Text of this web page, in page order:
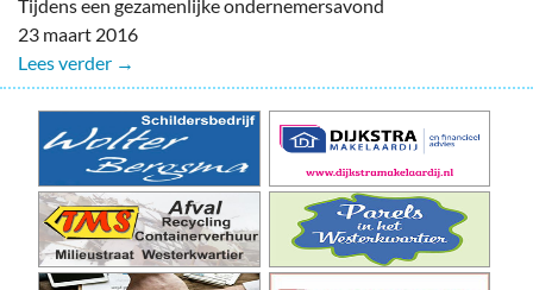
Tijdens een gezamenlijke ondernemersavond
23 maart 2016
Lees verder →